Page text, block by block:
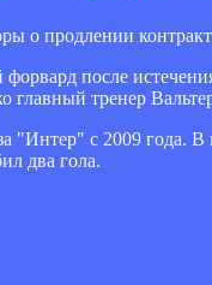
о продлении
после
главный тренер
"Интер" с 2009 года.
два гола.